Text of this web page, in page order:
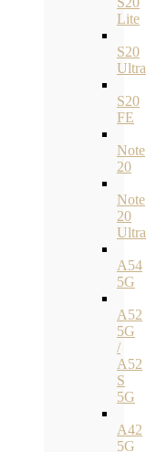
Lite
S20
Ultra
S20
FE
Note
20
Note
20
Ultra
A54
5G
A52
5G
/
A52
S
5G
A42
5G